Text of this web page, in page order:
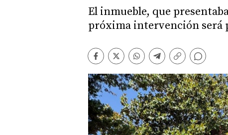
El inmueble, que
próxima intervención será
Facebook
TwitterWhatsapp
Telegram
Copiar
enlace
Comentarios